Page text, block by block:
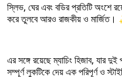
স্লিভ, ঘের এবং বডির প্রতিটি অংশে
করে তুলবে আরও রাজকীয় ও
এর সঙ্গে রয়েছে ম্যাচিং হিজাব, যার
সম্পূর্ণ লুকটিকে দেয় এক পরিপূর্ণ ও